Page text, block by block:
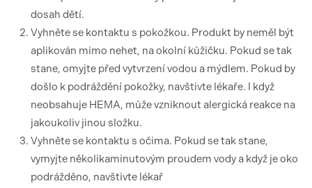
dosah dětí.
Vyhněte se kontaktu s pokožkou. Produkt by neměl být
aplikován mimo nehet, na okolní kůžičku. Pokud se tak
stane, omyjte před vytvrzení vodou a mýdlem. Pokud by
došlo k podráždění pokožky, navštivte lékaře. I když
neobsahuje HEMA, může vzniknout alergická reakce na
jakoukoliv jinou složku.
Vyhněte se kontaktu s očima. Pokud se tak stane,
vymyjte několikaminutovým proudem vody a když je oko
podrážděno, navštivte lékař